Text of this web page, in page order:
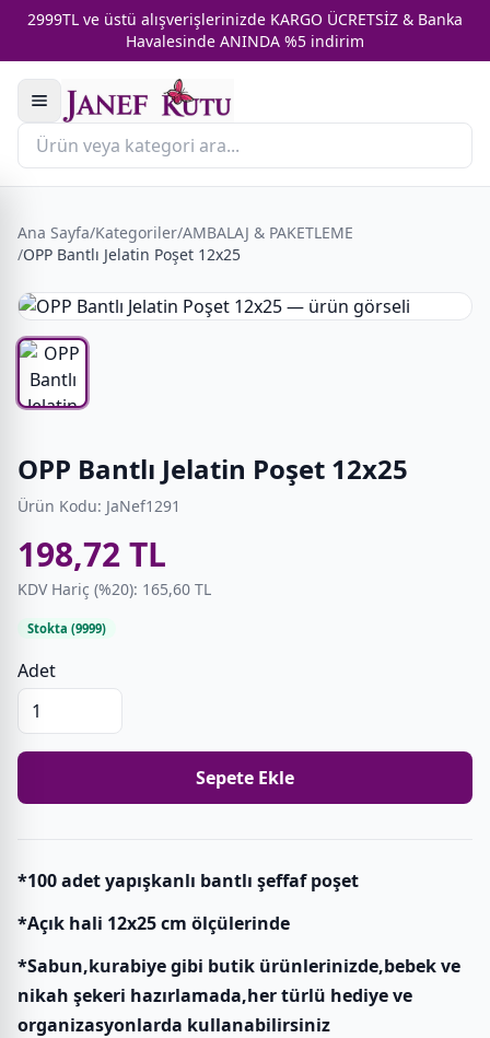
2999TL ve üstü alışverişlerinizde KARGO ÜCRETSİZ & Banka
Havalesinde ANINDA %5 indirim
Ana Sayfa/Kategoriler/AMBALAJ & PAKETLEME
/OPP Bantlı Jelatin Poşet 12x25
OPP Bantlı Jelatin Poşet 12x25
Ürün Kodu: JaNef1291
198,72 TL
KDV Hariç (%20): 165,60 TL
Stokta (9999)
Adet
Sepete Ekle
*100 adet yapışkanlı bantlı şeffaf poşet
*Açık hali 12x25 cm ölçülerinde
*Sabun,kurabiye gibi butik ürünlerinizde,bebek ve
nikah şekeri hazırlamada,her türlü hediye ve
organizasyonlarda kullanabilirsiniz